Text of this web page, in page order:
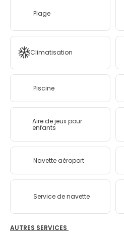
Plage
Climatisation
Piscine
Aire de jeux pour
enfants
Navette aéroport
Service de navette
AUTRES SERVICES